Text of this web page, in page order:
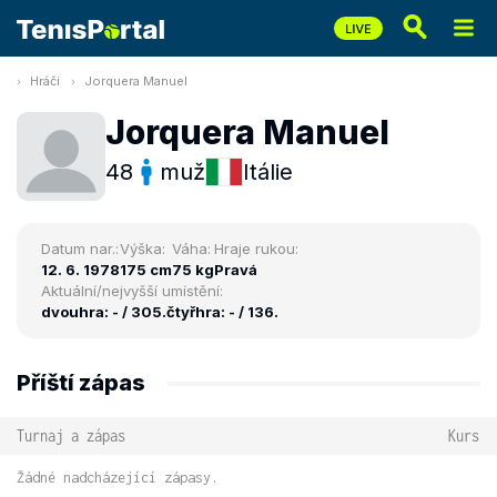
Hráči Jorquera Manuel
Jorquera Manuel
48 muž Itálie
Datum nar.:
12. 6. 1978
Výška:
175 cm
Váha:
75 kg
Hraje rukou:
Pravá
Aktuální/nejvyšší umístění:
dvouhra: - / 305.čtyřhra: - / 136.
Příští zápas
Turnaj a zápas Kurs
Žádné nadcházející zápasy.